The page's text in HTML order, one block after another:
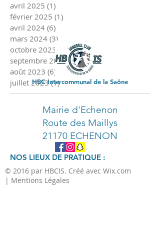
avril 2025 (1)
février 2025 (1)
avril 2024 (6)
mars 2024 (3)
octobre 2023
2 posts
septembre 2023 (3)3 posts
août 2023 (6) 6 posts
juillet 2023 (1)1 post
NOS LIEUX DE PRATIQUE :
HBC Intercommunal de la Saône
Mairie d'Echenon
Route des Maillys
21170 ECHENON
© 2016 par HBCIS. Créé avec Wix.com
| Mentions Légales